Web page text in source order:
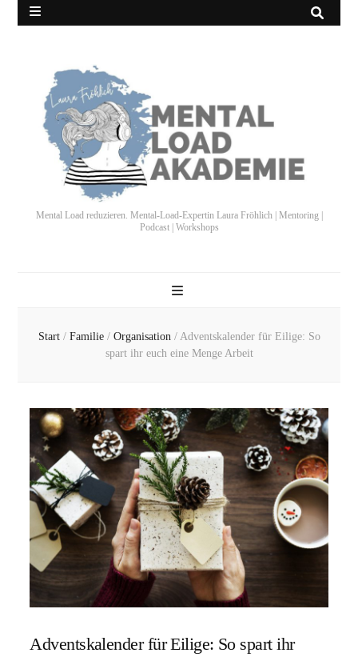
Mental Load reduzieren. Mental-Load-Expertin Laura Fröhlich | Mentoring |
Podcast | Workshops
Start / Familie / Organisation / Adventskalender für Eilige: So
spart ihr euch eine Menge Arbeit
Adventskalender für Eilige: So spart ihr